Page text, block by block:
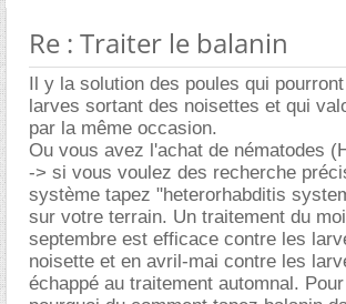
Re : Traiter le balanin
Il y la solution des poules qui
larves sortant des noisettes et qui
par la même occasion.
Ou vous avez l'achat de nématodes
-> si vous voulez des recherche
système tapez "heterorhabditis
sur votre terrain. Un traitement du
septembre est efficace contre les
noisette et en avril-mai contre les
échappé au traitement automnal.